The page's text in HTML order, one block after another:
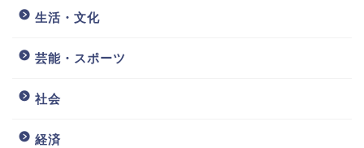
生活・文化
芸能・スポーツ
社会
経済